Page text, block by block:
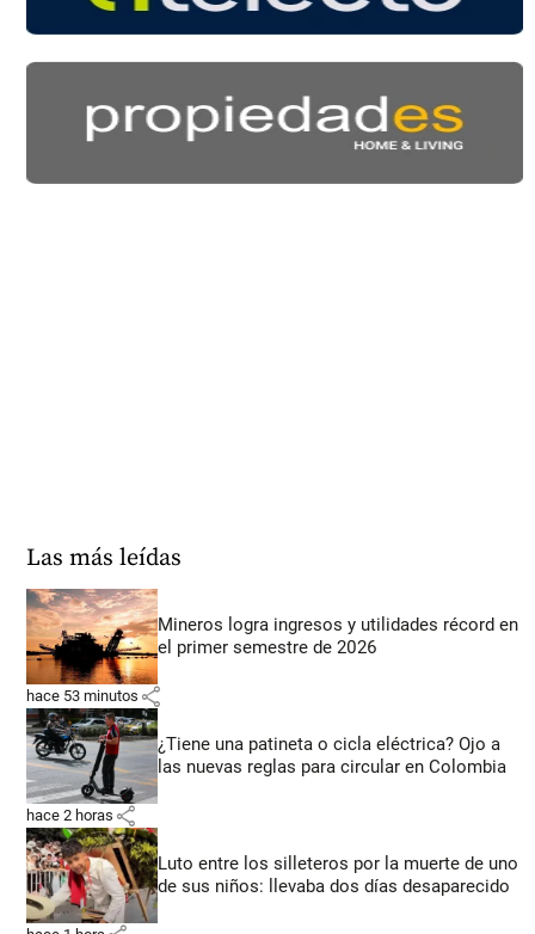
Las más leídas
Mineros logra ingresos y utilidades récord en
el primer semestre de 2026
hace 53 minutos share
¿Tiene una patineta o cicla eléctrica? Ojo a
las nuevas reglas para circular en Colombia
hace 2 horas share
Luto entre los silleteros por la muerte de uno
de sus niños: llevaba dos días desaparecido